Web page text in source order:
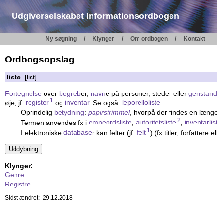
Udgiverselskabet Informationsordbogen
Ny søgning Klynger Om ordbogen Kontakt
Ordbogsopslag
liste [list]
Fortegnelse over begreber, navne på personer, steder eller genstand
øje, jf. register 1 og inventar. Se også: leporelloliste
Oprindelig betydning: papirstrimmel, hvorpå der findes en
Termen anvendes fx i emneordsliste autoritetsliste 2
I elektroniske databaser kan felter (jf. felt 1) (fx titler, forfattere
Klynger:
Genre
Registre
Sidst ændret: 29.12.2018